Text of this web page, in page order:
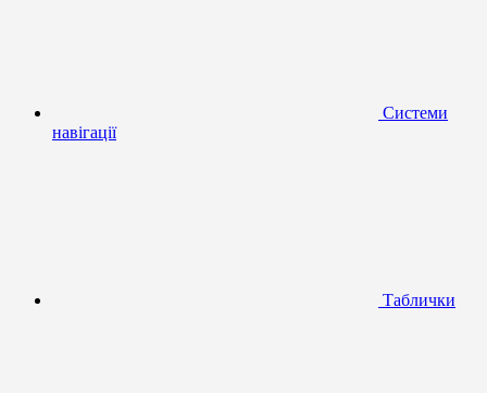
Системи
навігації
Таблички